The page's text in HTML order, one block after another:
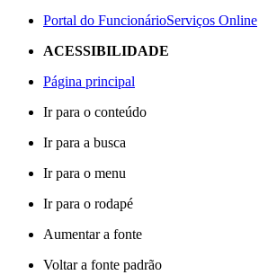
Portal do FuncionárioServiços Online
ACESSIBILIDADE
Página principal
Ir para o conteúdo
Ir para a busca
Ir para o menu
Ir para o rodapé
Aumentar a fonte
Voltar a fonte padrão